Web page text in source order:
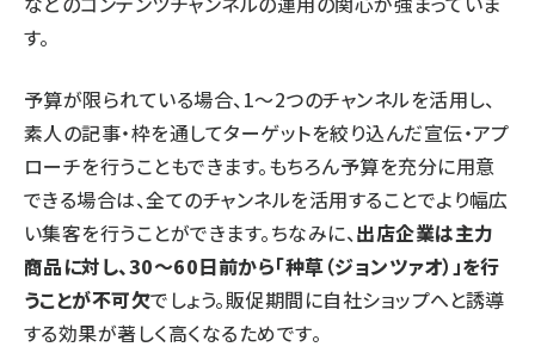
す。
予算が限られている場合、1～2つのチャンネルを活用し、
素人の記事・枠を通してターゲットを絞り込んだ宣伝・アプ
ローチを行うこともできます。もちろん予算を充分に用意
できる場合は、全てのチャンネルを活用することでより幅広
い集客を行うことができます。ちなみに、出店企業は主力
商品に対し、30～60日前から「种草（ジョンツァオ）」を行
うことが不可欠でしょう。販促期間に自社ショップへと誘導
する効果が著しく高くなるためです。